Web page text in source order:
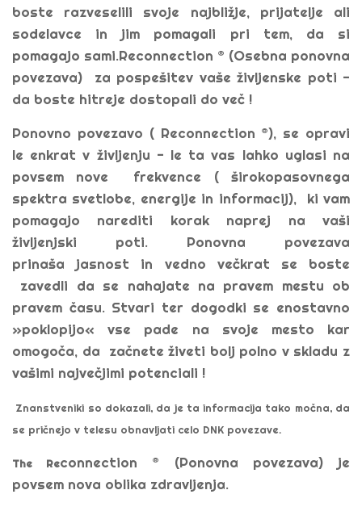
boste razveselili svoje najbližje, prijatelje ali
sodelavce in jim pomagali pri tem, da si
pomagajo sami.Reconnection ® (Osebna ponovna
povezava) za pospešitev vaše življenske poti -
da boste hitreje dostopali do več !
Ponovno povezavo ( Reconnection ®), se opravi
le enkrat v življenju - le ta vas lahko uglasi na
povsem nove frekvence ( širokopasovnega
spektra svetlobe, energije in informacij), ki vam
pomagajo narediti korak naprej na vaši
življenjski poti. Ponovna povezava
prinaša jasnost in vedno večkrat se boste
zavedli da se nahajate na pravem mestu ob
pravem času. Stvari ter dogodki se enostavno
»poklopijo« vse pade na svoje mesto kar
omogoča, da začnete živeti bolj polno v skladu z
vašimi največjimi potenciali !
Znanstveniki so dokazali, da je ta informacija tako močna, da
se pričnejo v telesu obnavljati celo DNK povezave.
The Reconnection ® (Ponovna povezava) je
povsem nova oblika zdravljenja.